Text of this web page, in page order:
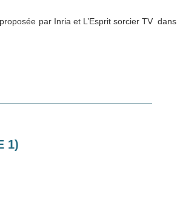
par Inria et L’Esprit sorcier TV dans
1)